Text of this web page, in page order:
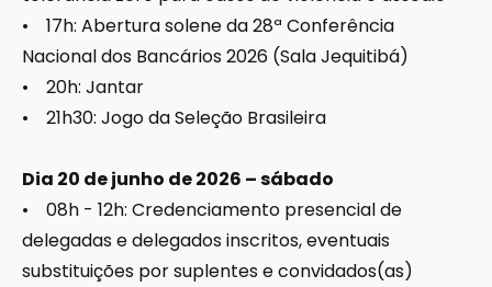
• 17h: Abertura solene da 28ª Conferência
Nacional dos Bancários 2026 (Sala Jequitibá)
• 20h: Jantar
• 21h30: Jogo da Seleção Brasileira
Dia 20 de junho de 2026 – sábado
• 08h - 12h: Credenciamento presencial de
delegadas e delegados inscritos, eventuais
substituições por suplentes e convidados(as)